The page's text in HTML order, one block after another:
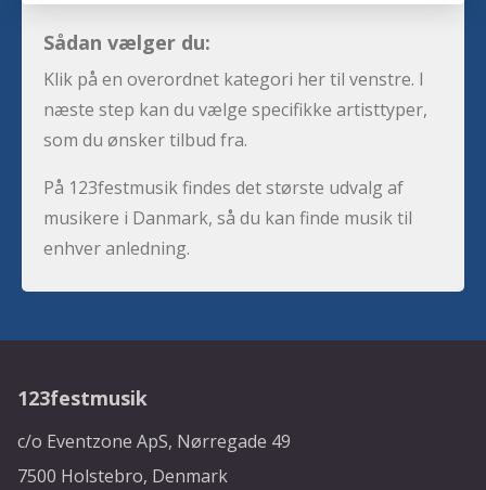
Sådan vælger du:
Klik på en overordnet kategori her til venstre. I
næste step kan du vælge specifikke artisttyper,
som du ønsker tilbud fra.
På 123festmusik findes det største udvalg af
musikere i Danmark, så du kan finde musik til
enhver anledning.
123festmusik
c/o Eventzone ApS, Nørregade 49
7500 Holstebro, Denmark